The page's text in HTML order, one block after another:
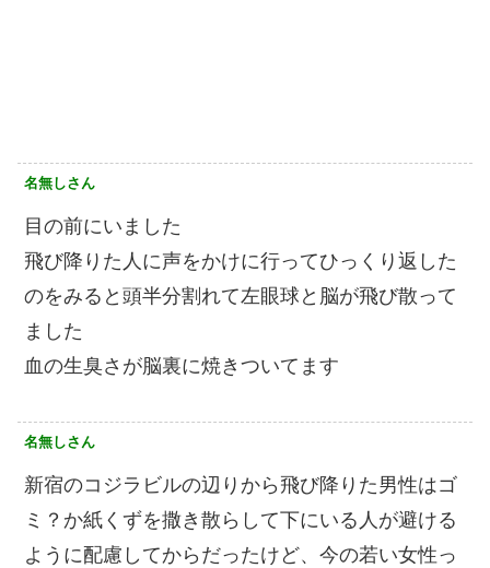
名無しさん
目の前にいました
飛び降りた人に声をかけに行ってひっくり返した
のをみると頭半分割れて左眼球と脳が飛び散って
ました
血の生臭さが脳裏に焼きついてます
名無しさん
新宿のコジラビルの辺りから飛び降りた男性はゴ
ミ？か紙くずを撒き散らして下にいる人が避ける
ように配慮してからだったけど、今の若い女性っ